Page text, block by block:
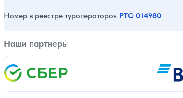
Номер в реестре туроператоров РТО 014980
Наши партнеры